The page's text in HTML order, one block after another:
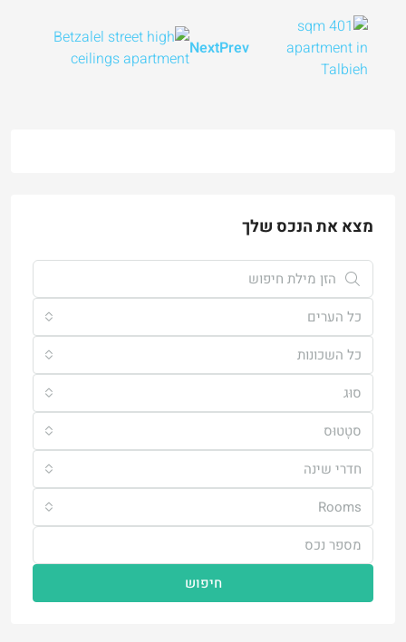
Prev
Next
מצא את הנכס שלך
כל הערים
כל השכונות
סוּג
סטָטוּס
חדרי שינה
Rooms
חיפוש